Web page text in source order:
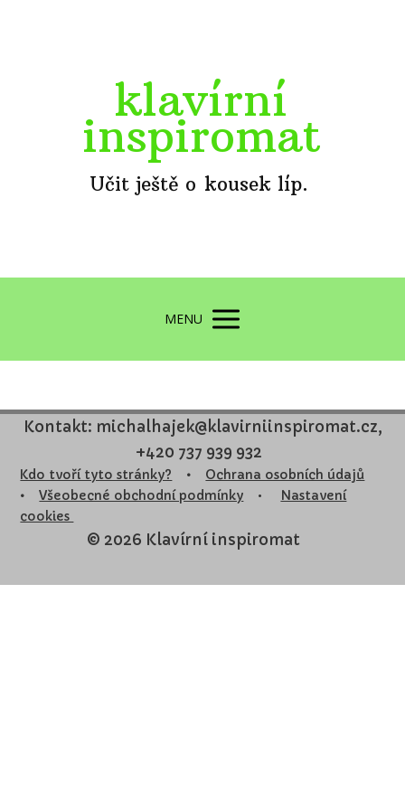
klavírní
inspiromat
Učit ještě o kousek líp.
MENU
Kontakt: michalhajek@klavirniinspiromat.cz,
+420 737 939 932
Kdo tvoří tyto stránky? •
Ochrana osobních údajů
•
Všeobecné obchodní podmínky • Nastavení
cookies
© 2026 Klavírní inspiromat